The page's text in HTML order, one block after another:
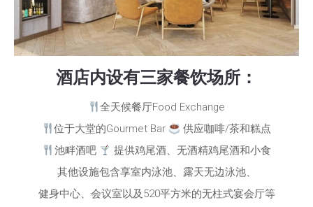
酒店内设有三家餐饮场所：
全天候餐厅Food Exchange
位于大堂的Gourmet Bar
供应咖啡/茶和糕点
池畔酒吧
提供鸡尾酒、无酒精鸡尾酒和小食
其他设施包含享室内泳池、露天无边泳池、
健身中心、会议室以及520平方米的无柱式宴会厅等